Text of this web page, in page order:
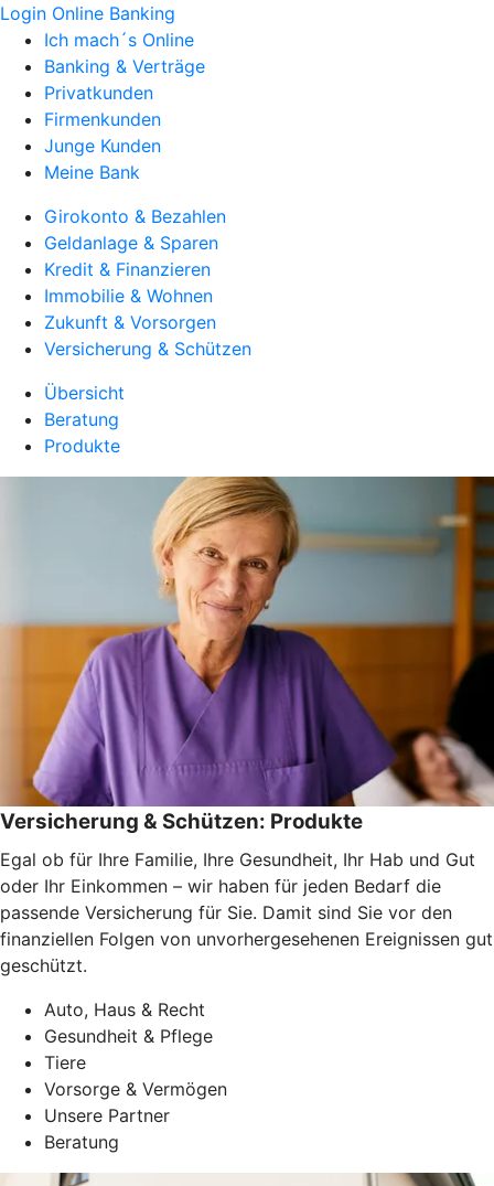
Login Online Banking
Ich mach´s Online
Banking & Verträge
Privatkunden
Firmenkunden
Junge Kunden
Meine Bank
Girokonto & Bezahlen
Geldanlage & Sparen
Kredit & Finanzieren
Immobilie & Wohnen
Zukunft & Vorsorgen
Versicherung & Schützen
Übersicht
Beratung
Produkte
Versicherung & Schützen: Produkte
Egal ob für Ihre Familie, Ihre Gesundheit, Ihr Hab und Gut
oder Ihr Einkommen – wir haben für jeden Bedarf die
passende Versicherung für Sie. Damit sind Sie vor den
finanziellen Folgen von unvorhergesehenen Ereignissen gut
geschützt.
Auto, Haus & Recht
Gesundheit & Pflege
Tiere
Vorsorge & Vermögen
Unsere Partner
Beratung